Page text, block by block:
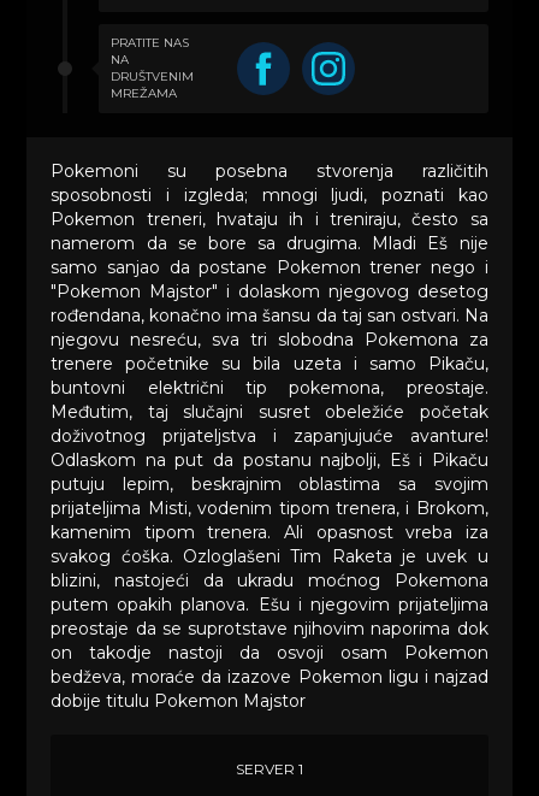
PRATITE NAS
NA
DRUŠTVENIM
MREŽAMA
Pokemoni su posebna stvorenja različitih
sposobnosti i izgleda; mnogi ljudi, poznati kao
Pokemon treneri, hvataju ih i treniraju, često sa
namerom da se bore sa drugima. Mladi Eš nije
samo sanjao da postane Pokemon trener nego i
"Pokemon Majstor" i dolaskom njegovog desetog
rođendana, konačno ima šansu da taj san ostvari. Na
njegovu nesreću, sva tri slobodna Pokemona za
trenere početnike su bila uzeta i samo Pikaču,
buntovni električni tip pokemona, preostaje.
Međutim, taj slučajni susret obeležiće početak
doživotnog prijateljstva i zapanjujuće avanture!
Odlaskom na put da postanu najbolji, Eš i Pikaču
putuju lepim, beskrajnim oblastima sa svojim
prijateljima Misti, vodenim tipom trenera, i Brokom,
kamenim tipom trenera. Ali opasnost vreba iza
svakog ćoška. Ozloglašeni Tim Raketa je uvek u
blizini, nastojeći da ukradu moćnog Pokemona
putem opakih planova. Ešu i njegovim prijateljima
preostaje da se suprotstave njihovim naporima dok
on takodje nastoji da osvoji osam Pokemon
bedževa, moraće da izazove Pokemon ligu i najzad
dobije titulu Pokemon Majstor
SERVER 1